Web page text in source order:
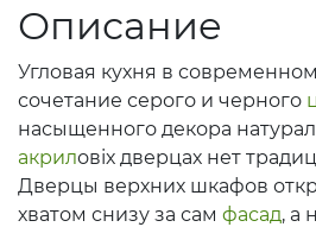
Описание
Угловая кухня в
сочетание серого и черного
насыщенного декора
акриловіх дверцах нет
Дверцы верхних шкафов
хватом снизу за сам фасад, а